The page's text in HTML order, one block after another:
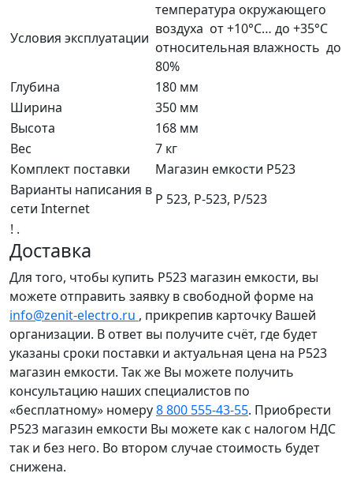
Условия эксплуатации
температура окружающего
воздуха от +10°С… до +35°С
относительная влажность до
80%
Глубина
180 мм
Ширина
350 мм
Высота
168 мм
Вес
7 кг
Комплект поставки
Магазин емкости Р523
Варианты написания в
сети Internet
Р 523, Р-523, Р/523
! .
Доставка
Для того, чтобы купить Р523 магазин емкости, вы
можете отправить заявку в свободной форме на
info@zenit-electro.ru , прикрепив карточку Вашей
организации. В ответ вы получите счёт, где будет
указаны сроки поставки и актуальная цена на Р523
магазин емкости. Так же Вы можете получить
консультацию наших специалистов по
«бесплатному» номеру8 800 555-43-55. Приобрести
Р523 магазин емкости Вы можете как с налогом НДС
так и без него. Во втором случае стоимость будет
снижена.